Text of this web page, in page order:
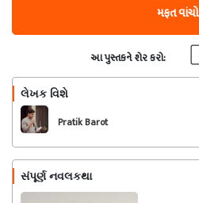
મફત વાંચો
આ પુસ્તકને શેર કરો:
લેખક વિશે
Pratik Barot
સંપૂર્ણ નવલકથા